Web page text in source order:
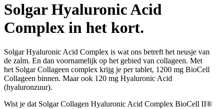
Solgar Hyaluronic Acid
Complex in het kort.
Solgar Hyaluronic Acid Complex is wat ons betreft het neusje van
de zalm. En dan voornamelijk op het gebied van collageen. Met
het Solgar Collageen complex krijg je per tablet, 1200 mg BioCell
Collageen binnen. Maar ook 120 mg Hyaluronic Acid
(hyaluronzuur).
Wist je dat Solgar Collagen Hyaluronic Acid Complex BioCell II®